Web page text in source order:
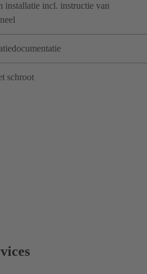
installatie incl. instructie van
schroot